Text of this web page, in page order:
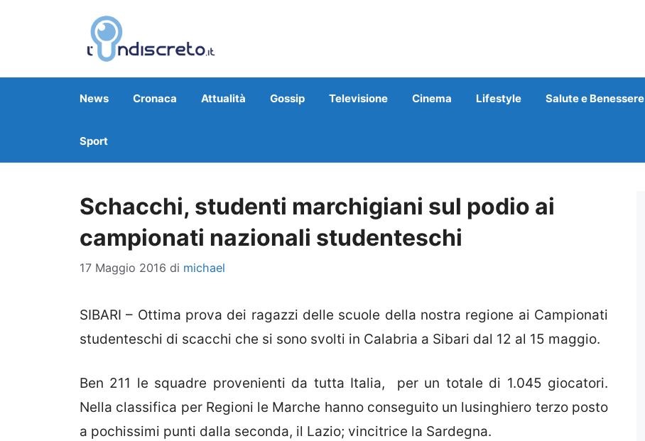
News Cronaca Attualità Gossip Televisione Cinema Lifestyle Salute e Benessere
Sport
Schacchi, studenti marchigiani sul podio ai
campionati nazionali studenteschi
17 Maggio 2016 di michael
SIBARI – Ottima prova dei ragazzi delle scuole della nostra regione ai Campionati
studenteschi di scacchi che si sono svolti in Calabria a Sibari dal 12 al 15 maggio.
Ben 211 le squadre provenienti da tutta Italia, per un totale di 1.045 giocatori.
Nella classifica per Regioni le Marche hanno conseguito un lusinghiero terzo posto
a pochissimi punti dalla seconda, il Lazio; vincitrice la Sardegna.